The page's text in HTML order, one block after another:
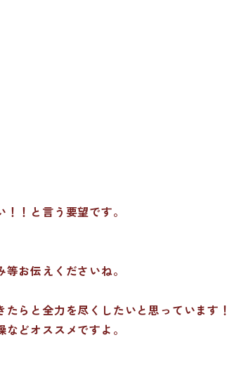
！と言う要望です。
お伝えくださいね。
らと全力を尽くしたいと思っています！
どオススメですよ。